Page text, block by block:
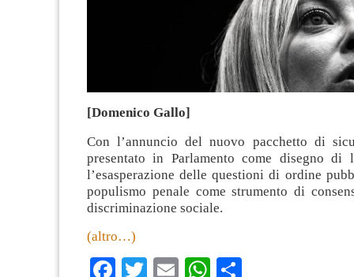
[Domenico Gallo]
Con l’annuncio del nuovo pacchetto di
presentato in Parlamento come disegno di
l’esasperazione delle questioni di ordine
populismo penale come strumento di
discriminazione sociale.
(altro…)
Facebook
TwitterEmailWhatsApp